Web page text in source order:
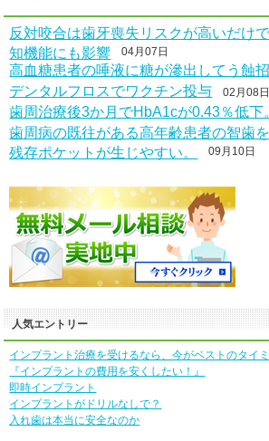
反対咬合は歯牙喪失リスクが高いだけ
知機能にも影響 04月07日
高血糖患者の唾液に糖が滲出してう蝕招
デンタルフロスでワクチン投与 02月08日
歯周治療後3か月でHbA1cが0.43％低下
歯周病の既往がある高年齢患者の智歯
残存ポケットが生じやすい。 09月10日
人気エントリー
インプラント治療を受けるなら、今がベストのタイ
『インプラントの費用を安くしたい！』
即時インプラント
インプラントがドリルなしで？
入れ歯は本当に安全なのか